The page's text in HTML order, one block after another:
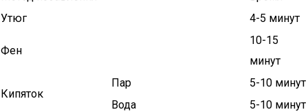
Утюг
4-5 минут
Фен
10-15
минут
Кипяток
Пар
5-10 минут
Вода
5-10 минут